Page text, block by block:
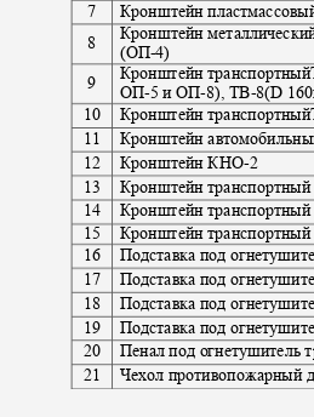
7
Кронштейн
Кронштейн
8
9
(ОП-4)
Кронштейн
ОП-5 и ОП-8), ТВ-8(D 16
10 Кронштейн
11 Кронштейн
12 Кронштейн КНО-2
13 Кронштейн
14 Кронштейн
15 Кронштейн
16 Подставка под
17 Подставка под
18 Подставка под
19 Подставка под
20 Пенал под огнетушитель
21 Чехол противопожарный